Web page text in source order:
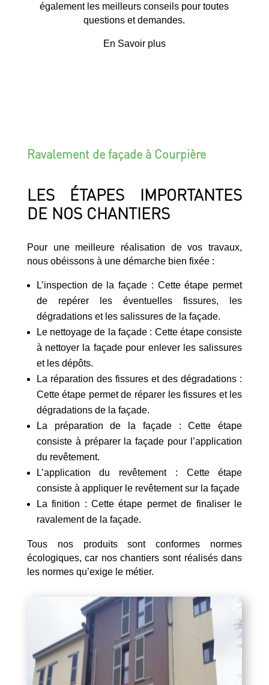
également les meilleurs conseils pour toutes
questions et demandes.
En Savoir plus
Ravalement de façade à Courpière
LES ÉTAPES IMPORTANTES
DE NOS CHANTIERS
Pour une meilleure réalisation de vos travaux,
nous obéissons à une démarche bien fixée :
L’inspection de la façade : Cette étape permet
de repérer les éventuelles fissures, les
dégradations et les salissures de la façade.
Le nettoyage de la façade : Cette étape consiste
à nettoyer la façade pour enlever les salissures
et les dépôts.
La réparation des fissures et des dégradations :
Cette étape permet de réparer les fissures et les
dégradations de la façade.
La préparation de la façade : Cette étape
consiste à préparer la façade pour l’application
du revêtement.
L’application du revêtement : Cette étape
consiste à appliquer le revêtement sur la façade
La finition : Cette étape permet de finaliser le
ravalement de la façade.
Tous nos produits sont conformes normes
écologiques, car nos chantiers sont réalisés dans
les normes qu’exige le métier.